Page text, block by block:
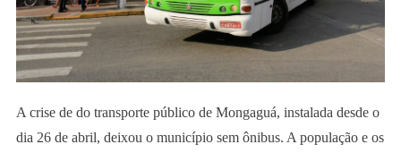
A crise de do transporte público de Mongaguá, instalada desde o
dia 26 de abril, deixou o município sem ônibus. A população e os